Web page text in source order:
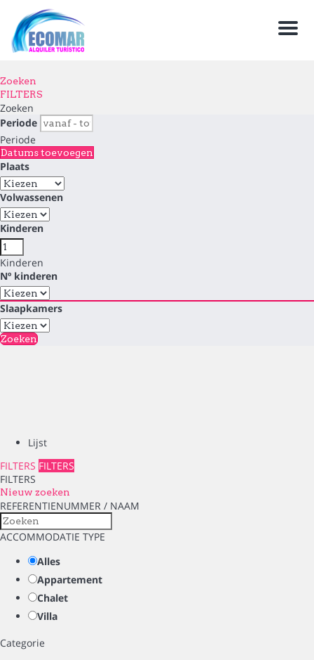
Menu
Zoeken
FILTERS
Zoeken
Periode
Periode
Datums toevoegen
Plaats
Volwassenen
Kinderen
Kinderen
Nº kinderen
Slaapkamers
Zoeken
Lijst
FILTERS FILTERS
FILTERS
Nieuw zoeken
REFERENTIENUMMER / NAAM
ACCOMMODATIE TYPE
Alles
Appartement
Chalet
Villa
Categorie